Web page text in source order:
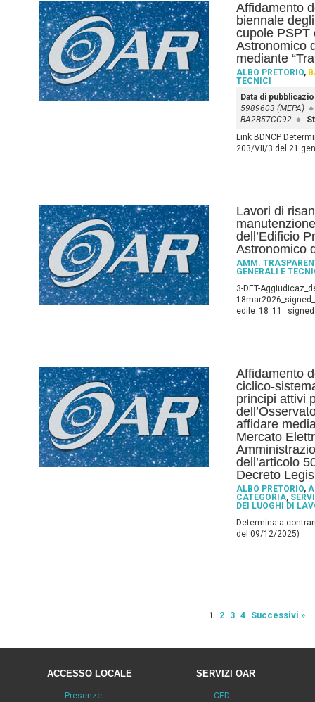
Affidamento
biennale
cupole PSPT
Astronomico
mediante
ALBO PRETORIO,
TECNICI
Data di
5989603 (MEPA)
BA2B57CC92
Link BDNCP
203/VII/3 del 21
Lavori di
dell’Edificio
Astronomico
AMM.
GENERALI E
3-DET-
Affidamento
ciclico-
principi attivi
affidare
Mercato
dell’articolo
Decreto
ALBO PRETORIO,
CATEGORIA,
DEI LUOGHI DI
Determina a
del 09/12/2025)
1 2 3 4 Successivi »
ACCESSO LOCALE
Presenze
SERVIZI OAR
CED